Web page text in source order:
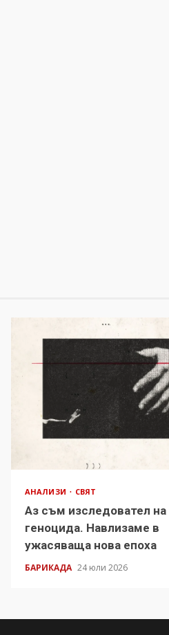
АНАЛИЗИ СВЯТ
Аз съм изследовател на
геноцида. Навлизаме в
ужасяваща нова епоха
БАРИКАДА 24 юли 2026